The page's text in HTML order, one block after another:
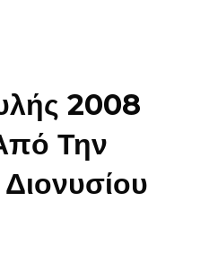
2008
Την